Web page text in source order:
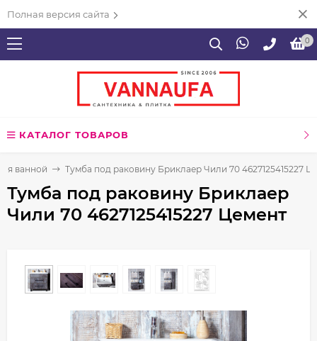
Полная версия сайта
0
КАТАЛОГ ТОВАРОВ
ванной Тумба под раковину Бриклаер Чили 70 4627125415227
Тумба под раковину Бриклаер
Чили 70 4627125415227 Цемент